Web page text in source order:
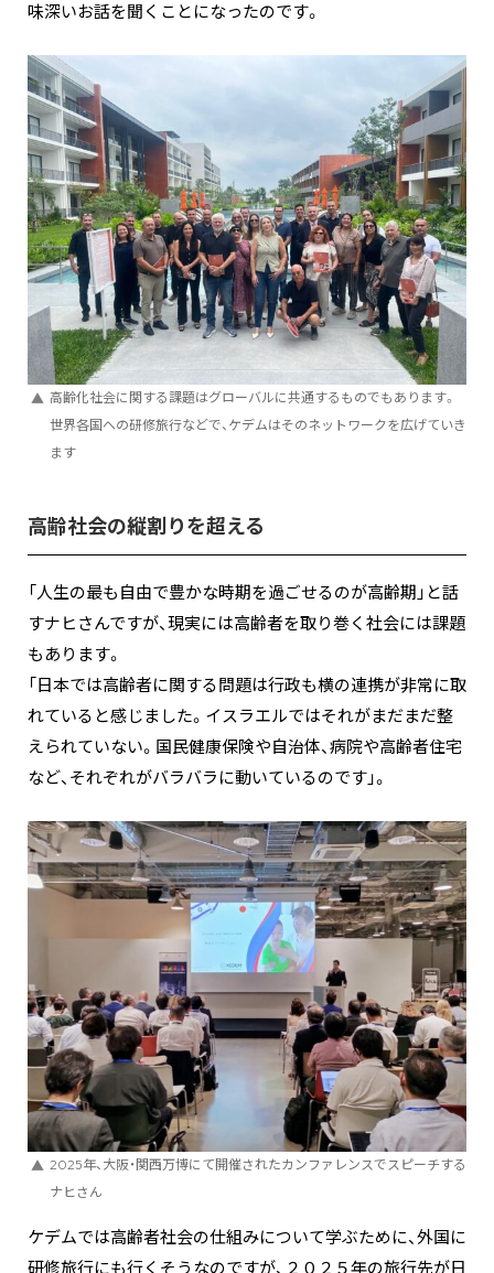
味深いお話を聞くことになったのです。
高齢化社会に関する課題はグローバルに共通するものでもあります。
世界各国への研修旅行などで、ケデムはそのネットワークを広げていき
ます
高齢社会の縦割りを超える
「人生の最も自由で豊かな時期を過ごせるのが高齢期」と話
すナヒさんですが、現実には高齢者を取り巻く社会には課題
もあります。
「日本では高齢者に関する問題は行政も横の連携が非常に取
れていると感じました。イスラエルではそれがまだまだ整
えられていない。国民健康保険や自治体、病院や高齢者住宅
など、それぞれがバラバラに動いているのです」。
2025年、大阪・関西万博にて開催されたカンファレンスでスピーチする
ナヒさん
ケデムでは高齢者社会の仕組みについて学ぶために、外国に
研修旅行にも行くそうなのですが、２０２５年の旅行先が日